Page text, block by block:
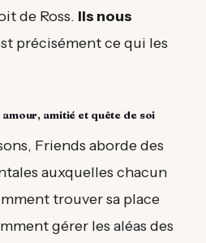
de Ross. Ils nous
précisément ce qui les
amitié et quête de soi
Friends aborde des
auxquelles chacun
trouver sa place
gérer les aléas des